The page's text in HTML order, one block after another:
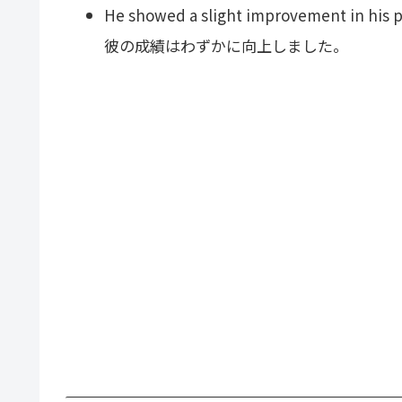
He showed a slight improvement in his
彼の成績はわずかに向上しました。